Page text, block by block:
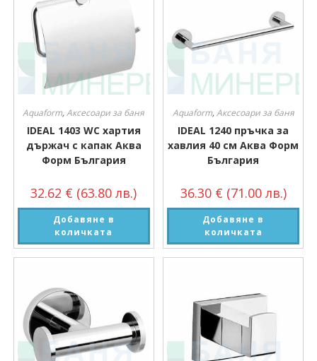
Aquaform,Аксесоари за баня
IDEAL 1403 WC хартия
държач с капак Аква
Форм България
32.62 € (63.80 лв.)
Добавяне в
количката
Aquaform,Аксесоари за баня
IDEAL 1240 пръчка за
хавлия 40 см Аква Форм
България
36.30 € (71.00 лв.)
Добавяне в
количката